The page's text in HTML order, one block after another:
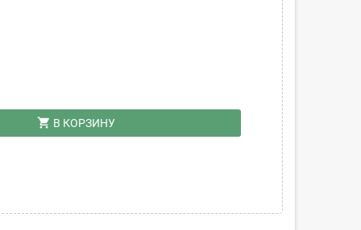
shopping_cart В КОРЗИНУ